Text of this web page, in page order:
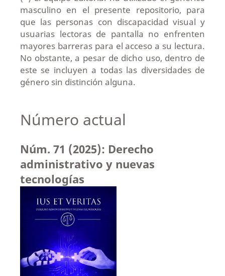
masculino en el presente repositorio, para
que las personas con discapacidad visual y
usuarias lectoras de pantalla no enfrenten
mayores barreras para el acceso a su lectura.
No obstante, a pesar de dicho uso, dentro de
este se incluyen a todas las diversidades de
género sin distinción alguna.
Número actual
Núm. 71 (2025): Derecho
administrativo y nuevas
tecnologías